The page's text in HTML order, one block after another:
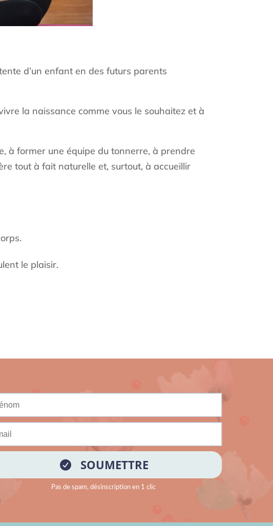
d’un enfant en des futurs parents
la naissance comme vous le souhaitez et à
à former une équipe du tonnerre, à prendre
tout à fait naturelle et, surtout, à accueillir
le plaisir.